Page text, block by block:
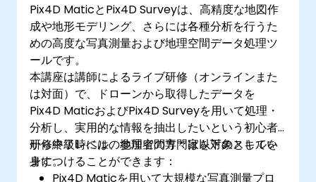
Pix4D MaticとPix4D Surveyは、高精度な地図作
成や地形モデリング、さらには各種分析を行うた
めの高度な写真測量および地理空間データ処理ツ
ールです。
本講座は講師によるライブ研修（オンラインまた
は対面）で、ドローンから取得したデータを
Pix4D MaticおよびPix4D Surveyを用いて処理・
分析し、実用的な情報を抽出したいという初心者
から中級レベルの地理空間専門家を対象としてい
ます。
研修終了時には、参加者の方々は以下のスキルを
身につけることができます：
Pix4D Maticを用いて大規模な写真測量プロ